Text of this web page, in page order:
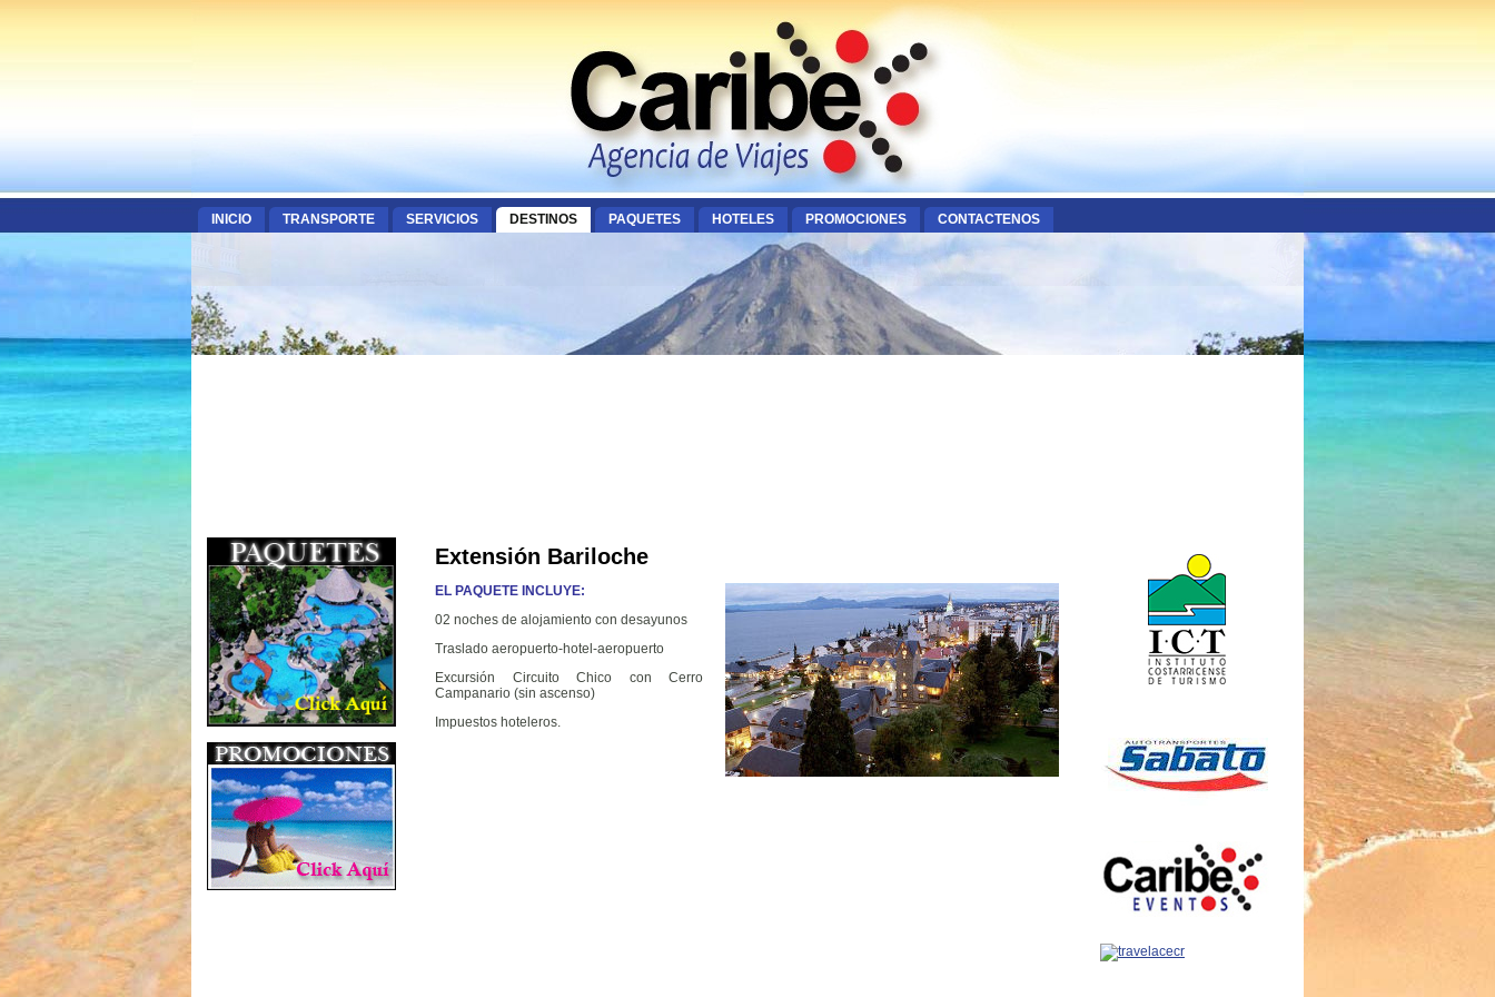
INICIO TRANSPORTE SERVICIOS DESTINOS PAQUETES HOTELES PROMOCIONES CONTACTENOS
Extensión Bariloche
EL PAQUETE INCLUYE:
02 noches de alojamiento con desayunos
Traslado aeropuerto-hotel-aeropuerto
Excursión Circuito Chico con Cerro
Campanario (sin ascenso)
Impuestos hoteleros.